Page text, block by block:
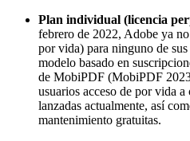
Plan individual (licencia
febrero de 2022, Adobe ya
por vida) para ninguno de
modelo basado en
de MobiPDF (MobiPDF
usuarios acceso de por vida
lanzadas actualmente, así
mantenimiento gratuitas.